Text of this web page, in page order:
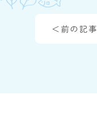
＜前の記事